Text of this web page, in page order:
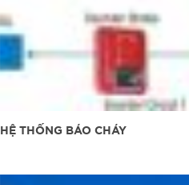
HỆ THỐNG BÁO CHÁY